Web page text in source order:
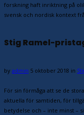
forskning haft inriktning på
svensk och nordisk kontext
Stig Ramel-
by admin 5 oktober 2018 in
För sin förmåga att se de
aktuella för samtiden, för
betydelse och – inte minst –